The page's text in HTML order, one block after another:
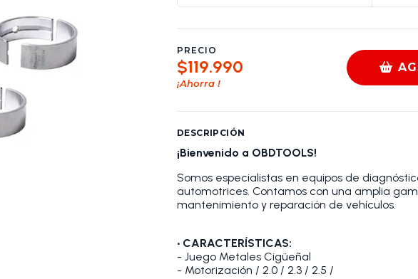
PRECIO
$119.990
¡Ahorra !
DESCRIPCIÓN
¡Bienvenido a OBDTOOLS!
Somos especialistas en equipos de
automotrices. Contamos con una amplia
mantenimiento y reparación de vehículos.
• CARACTERÍSTICAS:
- Juego Metales Cigüeñal
- Motorización / 2.0 / 2.3 / 2.5 /